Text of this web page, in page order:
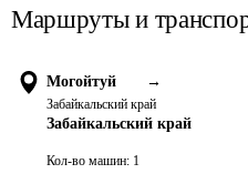
Маршруты и
Могойтуй →
Забайкальский край
Забайкальский край
Кол-во машин: 1